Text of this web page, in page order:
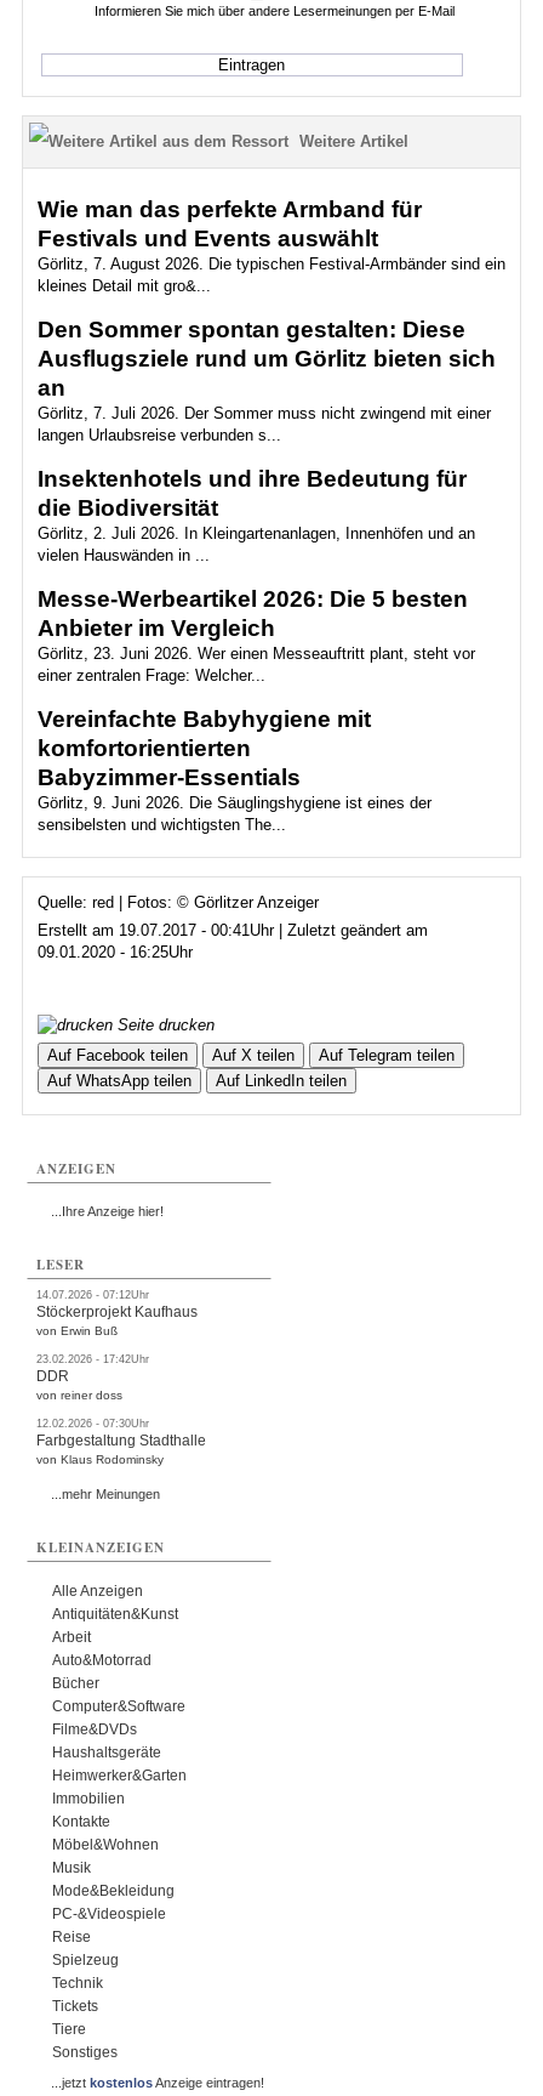
Informieren Sie mich über andere Lesermeinungen per E-Mail
Weitere Artikel
Wie man das perfekte Armband für
Festivals und Events auswählt
Görlitz, 7. August 2026. Die typischen Festival-Armbänder sind ein
kleines Detail mit gro&...
Den Sommer spontan gestalten: Diese
Ausflugsziele rund um Görlitz bieten sich
an
Görlitz, 7. Juli 2026. Der Sommer muss nicht zwingend mit einer
langen Urlaubsreise verbunden s...
Insektenhotels und ihre Bedeutung für
die Biodiversität
Görlitz, 2. Juli 2026. In Kleingartenanlagen, Innenhöfen und an
vielen Hauswänden in ...
Messe-Werbeartikel 2026: Die 5 besten
Anbieter im Vergleich
Görlitz, 23. Juni 2026. Wer einen Messeauftritt plant, steht vor
einer zentralen Frage: Welcher...
Vereinfachte Babyhygiene mit
komfortorientierten
Babyzimmer‑Essentials
Görlitz, 9. Juni 2026. Die Säuglingshygiene ist eines der
sensibelsten und wichtigsten The...
Quelle: red | Fotos: © Görlitzer Anzeiger
Erstellt am 19.07.2017 - 00:41Uhr | Zuletzt geändert am
09.01.2020 - 16:25Uhr
Seite drucken
Auf Facebook teilen
Auf X teilen
Auf Telegram teilen
Auf WhatsApp teilen
Auf LinkedIn teilen
ANZEIGEN
...Ihre Anzeige hier!
LESER
14.07.2026 - 07:12Uhr
Stöckerprojekt Kaufhaus
von Erwin Buß
23.02.2026 - 17:42Uhr
DDR
von reiner doss
12.02.2026 - 07:30Uhr
Farbgestaltung Stadthalle
von Klaus Rodominsky
...mehr Meinungen
KLEINANZEIGEN
Alle Anzeigen
Antiquitäten&Kunst
Arbeit
Auto&Motorrad
Bücher
Computer&Software
Filme&DVDs
Haushaltsgeräte
Heimwerker&Garten
Immobilien
Kontakte
Möbel&Wohnen
Musik
Mode&Bekleidung
PC-&Videospiele
Reise
Spielzeug
Technik
Tickets
Tiere
Sonstiges
...jetztkostenlosAnzeige eintragen!